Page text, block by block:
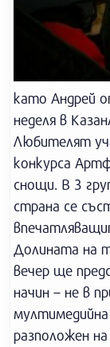
като Андрей
неделя в
Любителят
конкурса
снощи. В 3
страна се
Долината на
вечер ще
начин – не в
разположен